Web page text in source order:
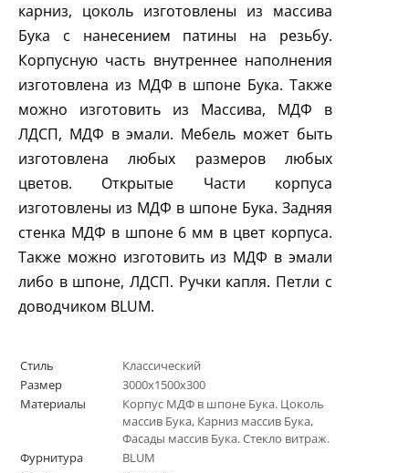
карниз, цоколь изготовлены из массива
Бука с нанесением патины на резьбу.
Корпусную часть внутреннее наполнения
изготовлена из МДФ в шпоне Бука. Также
можно изготовить из Массива, МДФ в
ЛДСП, МДФ в эмали. Мебель может быть
изготовлена любых размеров любых
цветов. Открытые Части корпуса
изготовлены из МДФ в шпоне Бука. Задняя
стенка МДФ в шпоне 6 мм в цвет корпуса.
Также можно изготовить из МДФ в эмали
либо в шпоне, ЛДСП. Ручки капля. Петли с
доводчиком BLUM.
Стиль
Классический
Размер
3000х1500х300
Материалы
Корпус МДФ в шпоне Бука. Цоколь
массив Бука, Карниз массив Бука,
Фасады массив Бука. Стекло витраж.
Фурнитура
BLUM